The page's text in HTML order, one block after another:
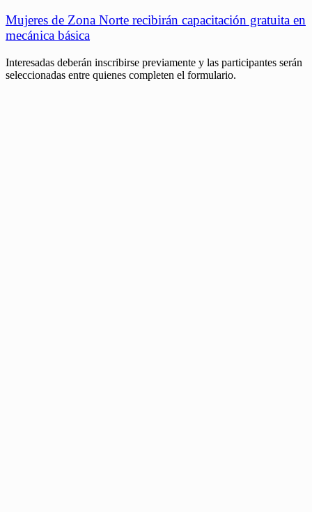
Mujeres de Zona Norte recibirán capacitación gratuita en
mecánica básica
Interesadas deberán inscribirse previamente y las participantes serán
seleccionadas entre quienes completen el formulario.